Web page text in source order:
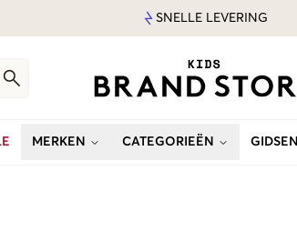
SNELLE LEVERING
MERKEN CATEGORIEËN GIDSEN